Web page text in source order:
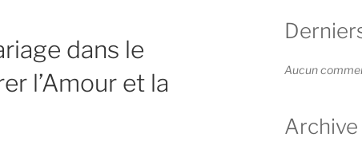
dans le
l’Amour et la
Aucun
Archive